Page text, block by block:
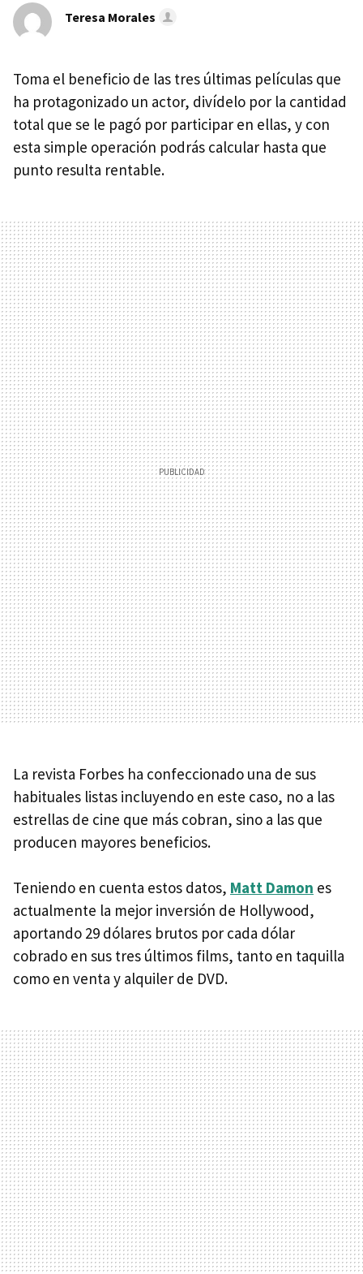
Teresa Morales
Toma el beneficio de las tres últimas películas que
ha protagonizado un actor, divídelo por la cantidad
total que se le pagó por participar en ellas, y con
esta simple operación podrás calcular hasta que
punto resulta rentable.
La revista Forbes ha confeccionado una de sus
habituales listas incluyendo en este caso, no a las
estrellas de cine que más cobran, sino a las que
producen mayores beneficios.
Teniendo en cuenta estos datos, Matt Damon es
actualmente la mejor inversión de Hollywood,
aportando 29 dólares brutos por cada dólar
cobrado en sus tres últimos films, tanto en taquilla
como en venta y alquiler de DVD.